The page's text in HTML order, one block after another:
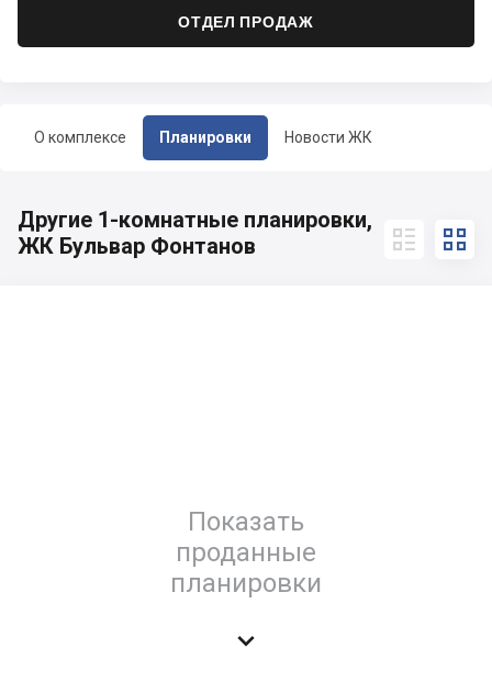
О комплексе Планировки Новости ЖК
ОТДЕЛ ПРОДАЖ
Другие 1-комнатные планировки,
ЖК Бульвар Фонтанов
 
Показать
проданные
планировки
